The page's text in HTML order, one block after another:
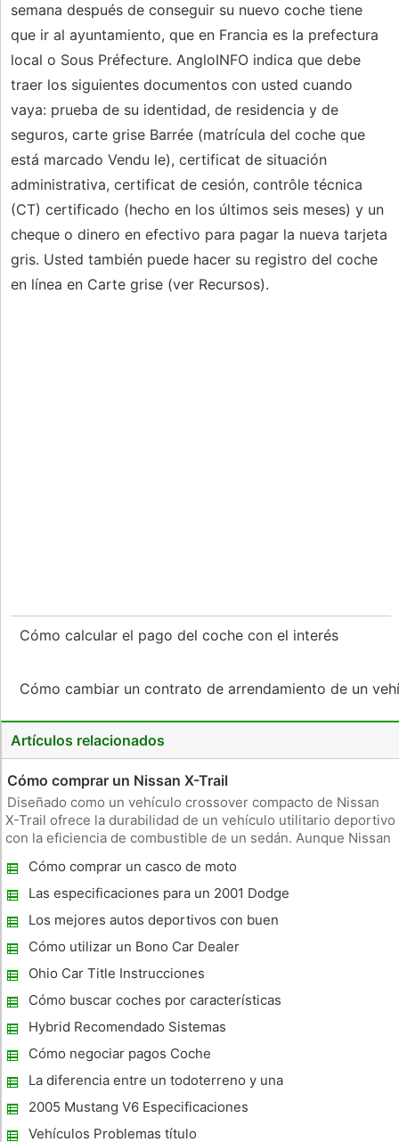
semana después de conseguir su nuevo coche tiene
que ir al ayuntamiento, que en Francia es la prefectura
local o Sous Préfecture. AngloINFO indica que debe
traer los siguientes documentos con usted cuando
vaya: prueba de su identidad, de residencia y de
seguros, carte grise Barrée (matrícula del coche que
está marcado Vendu le), certificat de situación
administrativa, certificat de cesión, contrôle técnica
(CT) certificado (hecho en los últimos seis meses) y un
cheque o dinero en efectivo para pagar la nueva tarjeta
gris. Usted también puede hacer su registro del coche
en línea en Carte grise (ver Recursos).
Cómo calcular el pago del coche con el interés
Cómo cambiar un contrato de arrendamiento de un
Artículos relacionados
Cómo comprar un Nissan X-Trail
Diseñado como un vehículo crossover compacto de Nissan
X-Trail ofrece la durabilidad de un vehículo utilitario deportivo
con la eficiencia de combustible de un sedán. Aunque Nissan
Unidos, la disponibilidad de la X-Trail de América del Norte se
li
Cómo comprar un casco de moto
Las especificaciones para un 2001 Dodge
Ram Van B1500
Los mejores autos deportivos con buen
rendimiento de gasolina
Cómo utilizar un Bono Car Dealer
Ohio Car Title Instrucciones
Cómo buscar coches por características
Hybrid Recomendado Sistemas
Cómo negociar pagos Coche
La diferencia entre un todoterreno y una
furgoneta
2005 Mustang V6 Especificaciones
Vehículos Problemas título